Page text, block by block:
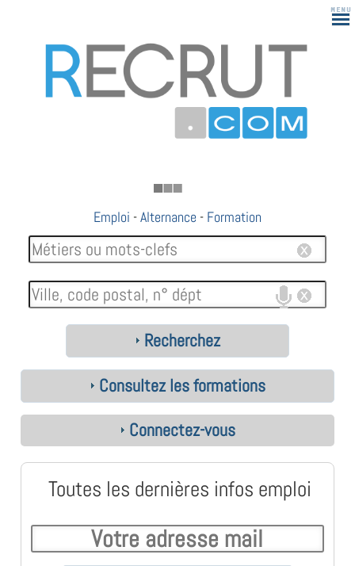
183
Emploi -Alternance - Formation
Recherchez
Consultez les formations
Connectez-vous
Toutes les dernières infos emploi